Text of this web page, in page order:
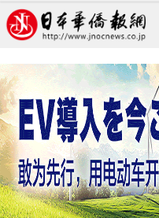
博彦科技启动大崎创
生前沿基地